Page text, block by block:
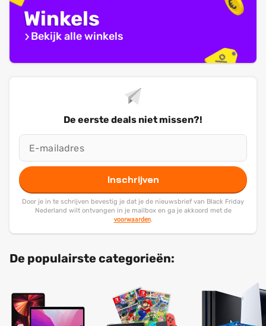
Winkels
Bekijk alle winkels
De eerste deals niet missen?!
Inschrijven
Door je in te schrijven bevestig je dat je de nieuwsbrief van Black Friday
Nederland wilt ontvangen in je mailbox en ga je akkoord met de
voorwaarden.
De populairste categorieën: